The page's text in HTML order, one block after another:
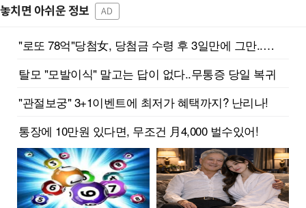
놓치면 아쉬운 정보 AD